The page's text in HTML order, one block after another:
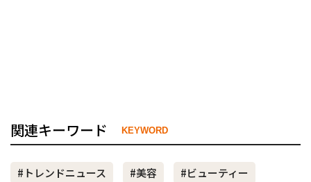
関連キーワード KEYWORD
#トレンドニュース #美容
#ビューティー